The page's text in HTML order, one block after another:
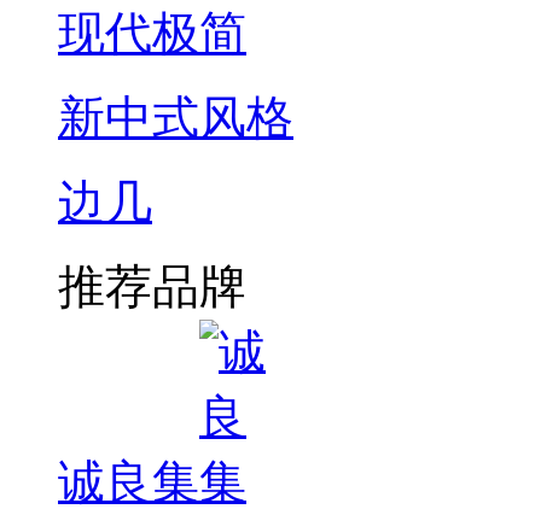
现代极简
新中式风格
边几
推荐品牌
诚良集